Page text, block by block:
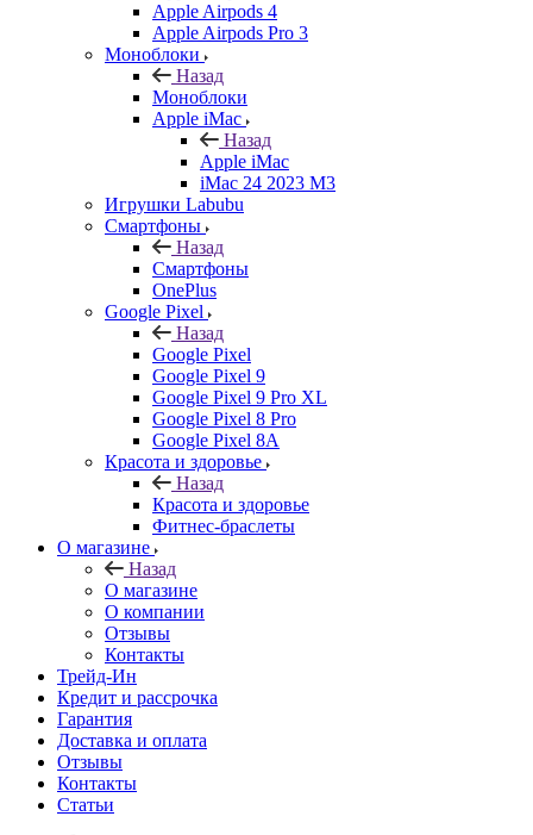
Apple Airpods 4
Apple Airpods Pro 3
Моноблоки
Назад
Моноблоки
Apple iMac
Назад
Apple iMac
iMac 24 2023 M3
Игрушки Labubu
Смартфоны
Назад
Смартфоны
OnePlus
Google Pixel
Назад
Google Pixel
Google Pixel 9
Google Pixel 9 Pro XL
Google Pixel 8 Pro
Google Pixel 8A
Красота и здоровье
Назад
Красота и здоровье
Фитнес-браслеты
О магазине
Назад
О магазине
О компании
Отзывы
Контакты
Трейд-Ин
Кредит и рассрочка
Гарантия
Доставка и оплата
Отзывы
Контакты
Статьи